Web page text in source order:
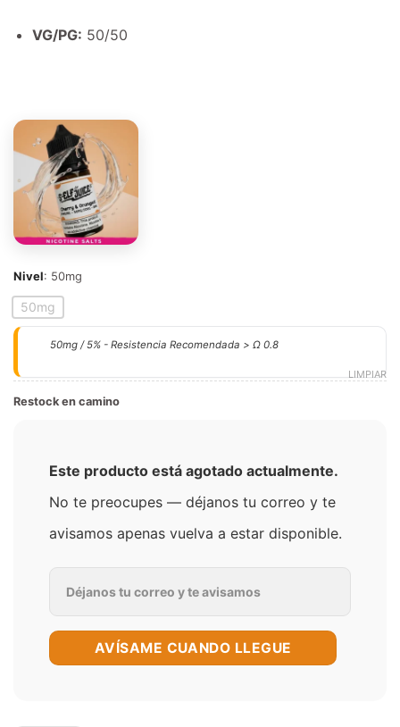
VG/PG: 50/50
Nivel: 50mg
50mg
LIMPIAR
50mg / 5% - Resistencia Recomendada > Ω 0.8
Restock en camino
Este producto está agotado actualmente.
No te preocupes — déjanos tu correo y te
avisamos apenas vuelva a estar disponible.
AVÍSAME CUANDO LLEGUE